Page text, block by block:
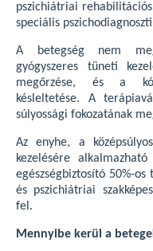
pszichiátriai
speciális
A betegség nem
gyógyszeres tüneti
megőrzése, és a
késleltetése. A
súlyossági fokozatának
Az enyhe, a
kezelésére
egészségbiztosító 50%-
és pszichiátriai
fel.
Mennyibe kerül a